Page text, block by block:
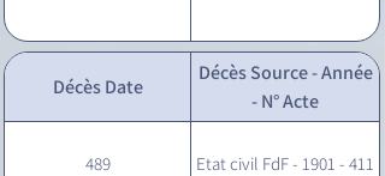
Décès Date
Décès Source - Année
- N° Acte
489 Etat civil FdF - 1901 - 411